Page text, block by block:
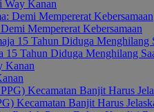
Way Kanan
Mempererat Kebersamaan
Tahun Diduga Menghilang
Kecamatan Banjit Harus